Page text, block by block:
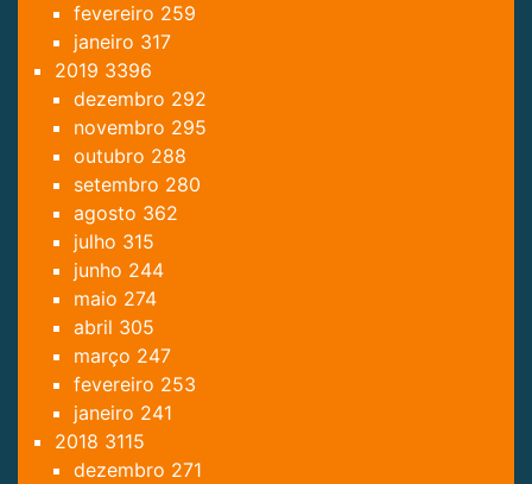
fevereiro 259
janeiro 317
2019 3396
dezembro 292
novembro 295
outubro 288
setembro 280
agosto 362
julho 315
junho 244
maio 274
abril 305
março 247
fevereiro 253
janeiro 241
2018 3115
dezembro 271